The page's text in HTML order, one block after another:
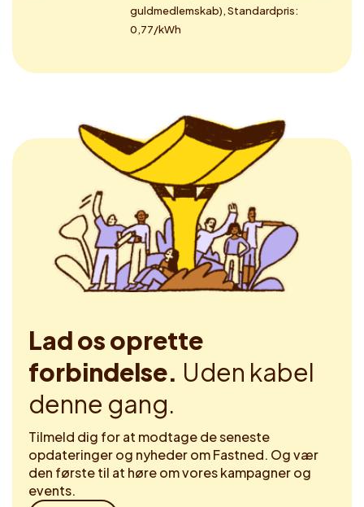
guldmedlemskab), Standardpris:
0,77/kWh
Lad os oprette
forbindelse. Uden kabel
denne gang.
Tilmeld dig for at modtage de seneste
opdateringer og nyheder om Fastned. Og vær
den første til at høre om vores kampagner og
events.